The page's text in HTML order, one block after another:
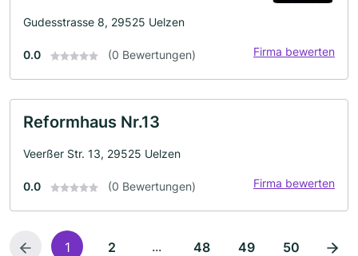
Gudesstrasse 8, 29525 Uelzen
0.0 (0 Bewertungen) Firma bewerten
Reformhaus Nr.13
Veerßer Str. 13, 29525 Uelzen
0.0 (0 Bewertungen) Firma bewerten
1 2 ... 48 49 50